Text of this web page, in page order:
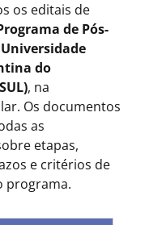
os editais de
de Pós-
do
, na
Os documentos
as
etapas,
e critérios de
programa.